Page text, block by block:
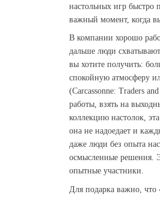
настольных игр
важный момент, когда
В компании хорошо
дальше люди
вы хотите получить:
спокойную атмосферу
(Carcassonne: Traders
работы, взять на
коллекцию настолок,
она не надоедает и
даже люди без опыта
осмысленные решения.
опытные участники.
Для подарка важно, что